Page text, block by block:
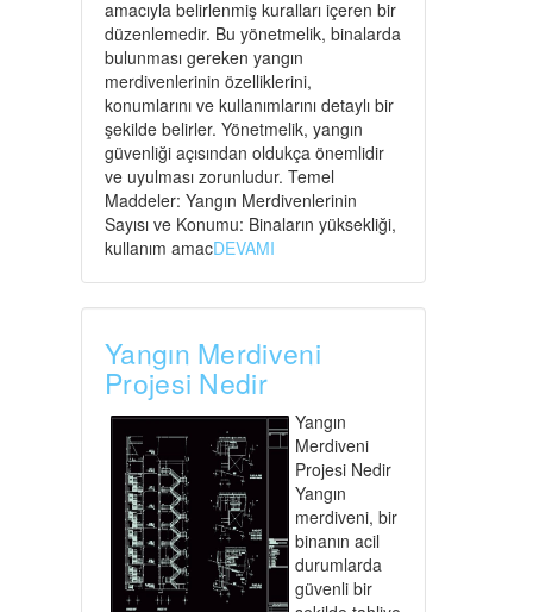
amacıyla belirlenmiş kuralları içeren bir
düzenlemedir. Bu yönetmelik, binalarda
bulunması gereken yangın
merdivenlerinin özelliklerini,
konumlarını ve kullanımlarını detaylı bir
şekilde belirler. Yönetmelik, yangın
güvenliği açısından oldukça önemlidir
ve uyulması zorunludur. Temel
Maddeler: Yangın Merdivenlerinin
Sayısı ve Konumu: Binaların yüksekliği,
kullanım amacDEVAMI
Yangın Merdiveni
Projesi Nedir
Yangın
Merdiveni
Projesi Nedir
Yangın
merdiveni, bir
binanın acil
durumlarda
güvenli bir